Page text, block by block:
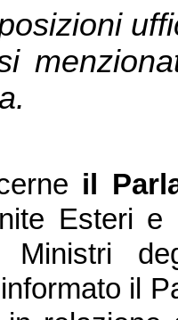
il
Esteri
il